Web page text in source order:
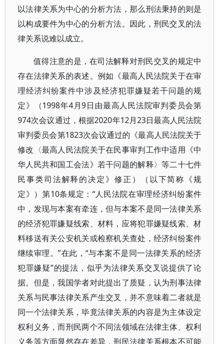
以法律关系为中心的分析方法，那么刑法秉持的则是
以构成要件为中心的分析方法。因此，刑民交叉的法
律关系说难以成立。
值得注意的是，在司法解释对刑民交叉的规定中
存在法律关系的表述。例如《最高人民法院关于在审
理经济纠纷案件中涉及经济犯罪嫌疑若干问题的规
定》（1998年4月9日由最高人民法院审判委员会第
974次会议通过，根据2020年12月23日最高人民法院
审判委员会第1823次会议通过的《最高人民法院关于
修改〈最高人民法院关于在民事审判工作中适用《中
华人民共和国工会法》若干问题的解释〉等二十七件
民事类司法解释的决定》修正）（以下简称《规
定》）第10条规定：“人民法院在审理经济纠纷案件
中，发现与本案有牵连，但与本案不是同一法律关系
的经济犯罪嫌疑线索、材料，应将犯罪嫌疑线索、材
料移送有关公安机关或检察机关查处，经济纠纷案件
继续审理。”在此，“与本案不是同一法律关系的经济
犯罪嫌疑”的提法，似乎为法律关系交叉说提供了论
据。但是，我国学者对此提出了质疑，认为刑事法律
关系与民事法律关系产生交叉，并不意味着二者就是
同一个法律关系，毕竟法律关系的内容是为主体设定
权利义务，而刑民两个不同法领域在法律主体、权利
义务等方面显然存在差异，刑民法律关系根本不可能